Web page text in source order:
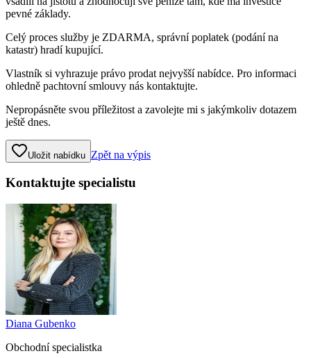
pevné základy.
Celý proces služby je ZDARMA, správní poplatek (podání na
katastr) hradí kupující.
Vlastník si vyhrazuje právo prodat nejvyšší nabídce. Pro informaci
ohledně pachtovní smlouvy nás kontaktujte.
Nepropásněte svou příležitost a zavolejte mi s jakýmkoliv dotazem
ještě dnes.
Uložit nabídku Zpět na výpis
Kontaktujte specialistu
Diana Gubenko
Obchodní specialistka